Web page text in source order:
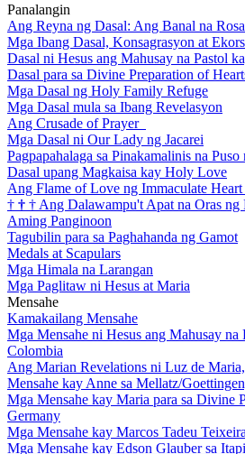
Panalangin
Ang Reyna ng Dasal: Ang Banal na
Mga Ibang Dasal, Konsagrasyon at
Dasal ni Hesus ang Mahusay na Pastol
Dasal para sa Divine Preparation of
Mga Dasal ng Holy Family Refuge
Mga Dasal mula sa Ibang Revelasyon
Ang Crusade of Prayer
Mga Dasal ni Our Lady ng Jacarei
Pagpapahalaga sa Pinakamalinis na Puso
Dasal upang Magkaisa kay Holy Love
Ang Flame of Love ng Immaculate
† † † Ang Dalawampu't Apat na Oras ng
Aming Panginoon
Tagubilin para sa Paghahanda ng Gamot
Medals at Scapulars
Mga Himala na Larangan
Mga Paglitaw ni Hesus at Maria
Mensahe
Kamakailang Mensahe
Mga Mensahe ni Hesus ang Mahusay na
Colombia
Ang Marian Revelations ni Luz de
Mensahe kay Anne sa Mellatz/
Mga Mensahe kay Maria para sa Divine
Germany
Mga Mensahe kay Marcos Tadeu
Mga Mensahe kay Edson Glauber sa